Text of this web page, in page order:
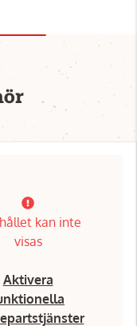
kan inte
visas
Aktivera